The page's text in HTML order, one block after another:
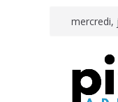
Passermercredi,